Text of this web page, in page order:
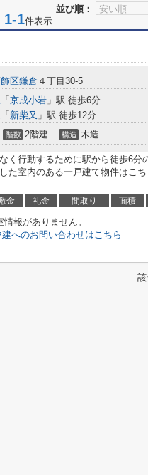
並び順：
1件表示
区鎌倉 ４丁目30-5
「 京成小岩 」駅 徒歩6分
「 新柴又 」駅 徒歩12分
階数 2階建 構造 木造
く行動するために駅から徒歩6分
た室内のある一戸建て物件はこ
金 礼金 間取り 面積
情報がありません。
へのお問い合わせはこちら